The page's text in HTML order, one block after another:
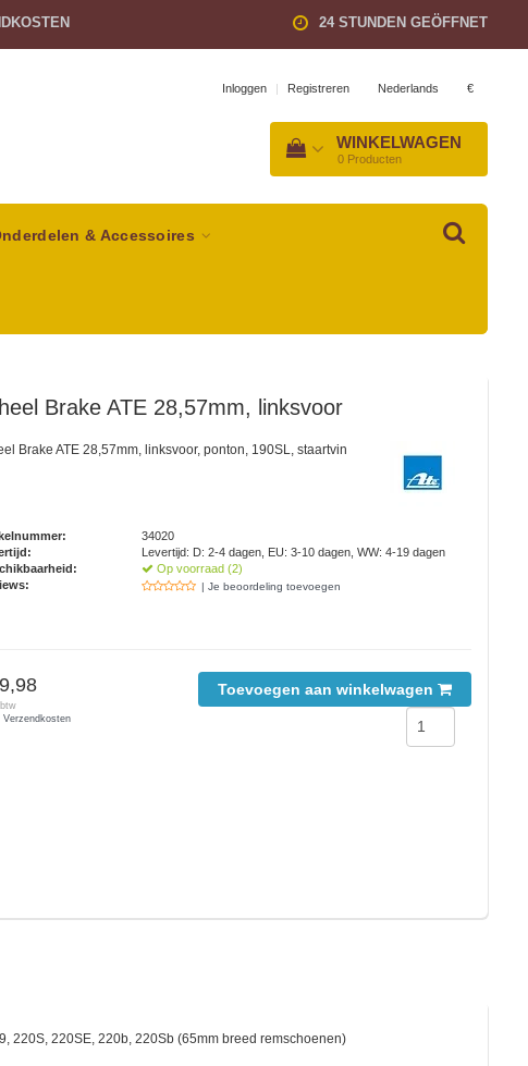
24 STUNDEN GEÖFFNET
Inloggen | Registreren Nederlands €
WINKELWAGEN
0 Producten
& Accessoires
Brake ATE 28,57mm, linksvoor
Brake ATE 28,57mm, linksvoor, ponton, 190SL, staartvin
34020
Levertijd: D: 2-4 dagen, EU: 3-10 dagen, WW: 4-19 dagen
Op voorraad (2)
| Je beoordeling toevoegen
Verzendkosten
Toevoegen aan winkelwagen
220S, 220SE, 220b, 220Sb (65mm breed remschoenen)